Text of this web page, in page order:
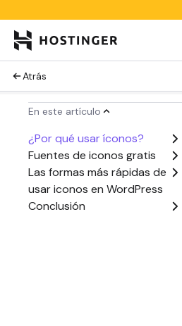
Atrás
En este artículo
¿Por qué usar íconos?
Fuentes de iconos gratis
Las formas más rápidas de
usar iconos en WordPress
Conclusión